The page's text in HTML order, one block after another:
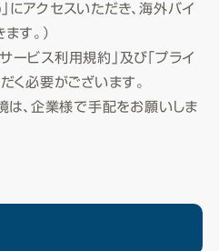
にアクセスいただき、海外バイ
す。）
ビス利用規約」及び「プライ
く必要がございます。
は、企業様で手配をお願いしま